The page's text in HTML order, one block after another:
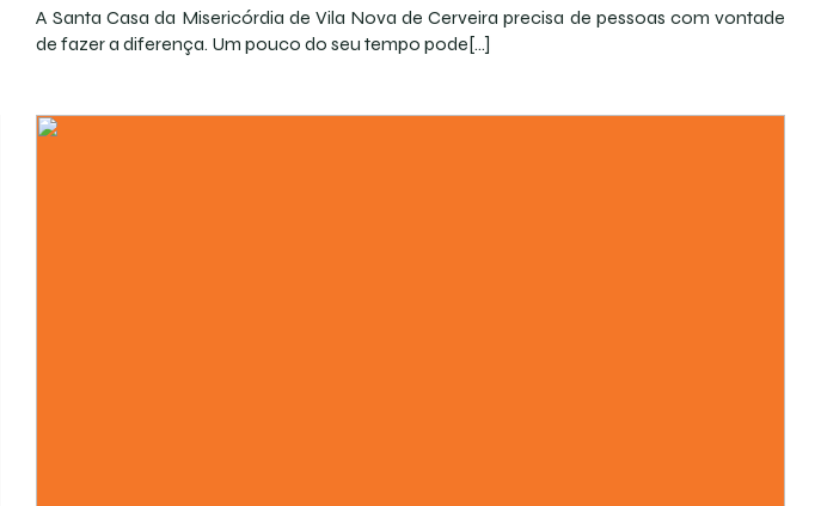
A Santa Casa da Misericórdia de Vila Nova de Cerveira precisa de pessoas com vontade
de fazer a diferença. Um pouco do seu tempo pode[…]